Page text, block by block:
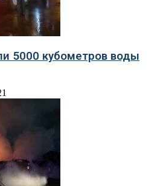
5000 кубометров воды